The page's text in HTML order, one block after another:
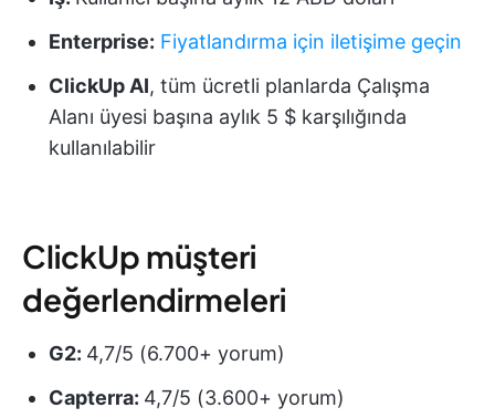
Enterprise: Fiyatlandırma için iletişime geçin
ClickUp AI, tüm ücretli planlarda Çalışma
Alanı üyesi başına aylık 5 $ karşılığında
kullanılabilir
ClickUp müşteri
değerlendirmeleri
G2: 4,7/5 (6.700+ yorum)
Capterra: 4,7/5 (3.600+ yorum)